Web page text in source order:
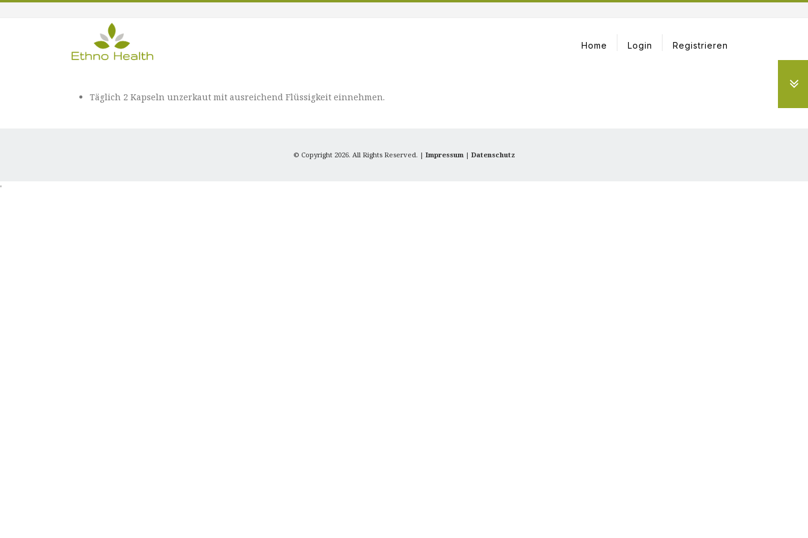
Home Login Registrieren
Täglich 2 Kapseln unzerkaut mit ausreichend Flüssigkeit einnehmen.
© Copyright 2026. All Rights Reserved. | Impressum| Datenschutz
'